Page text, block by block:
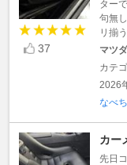
37
ター
句無
リ揃
マツ
カテ
2026
なべ
カー
先日